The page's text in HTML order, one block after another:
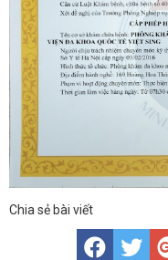
Chia sẻ bài viết